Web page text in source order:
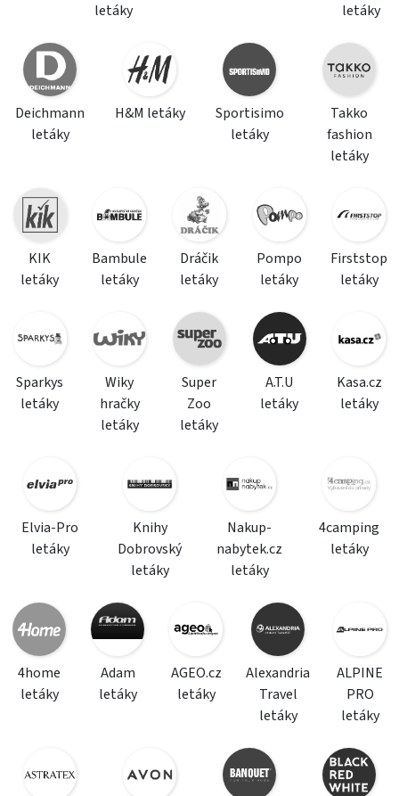
letáky
letáky
Deichmann
letáky
H&M letáky
Sportisimo
letáky
Takko
fashion
letáky
KIK
letáky
Bambule
letáky
Dráčik
letáky
Pompo
letáky
Firststop
letáky
Sparkys
letáky
Wiky
hračky
letáky
Super
Zoo
letáky
A.T.U
letáky
Kasa.cz
letáky
Elvia-Pro
letáky
Knihy
Dobrovský
letáky
Nakup-
nabytek.cz
letáky
4camping
letáky
4home
letáky
Adam
letáky
AGEO.cz
letáky
Alexandria
Travel
letáky
ALPINE
PRO
letáky